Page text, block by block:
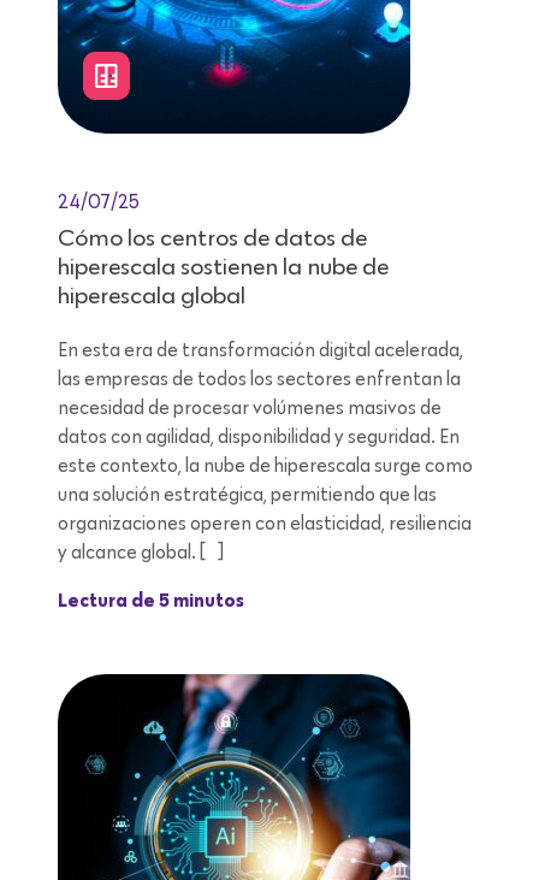
24/07/25
Cómo los centros de datos de
hiperescala sostienen la nube de
hiperescala global
En esta era de transformación digital acelerada,
las empresas de todos los sectores enfrentan la
necesidad de procesar volúmenes masivos de
datos con agilidad, disponibilidad y seguridad. En
este contexto, la nube de hiperescala surge como
una solución estratégica, permitiendo que las
organizaciones operen con elasticidad, resiliencia
y alcance global. […]
Lectura de 5 minutos